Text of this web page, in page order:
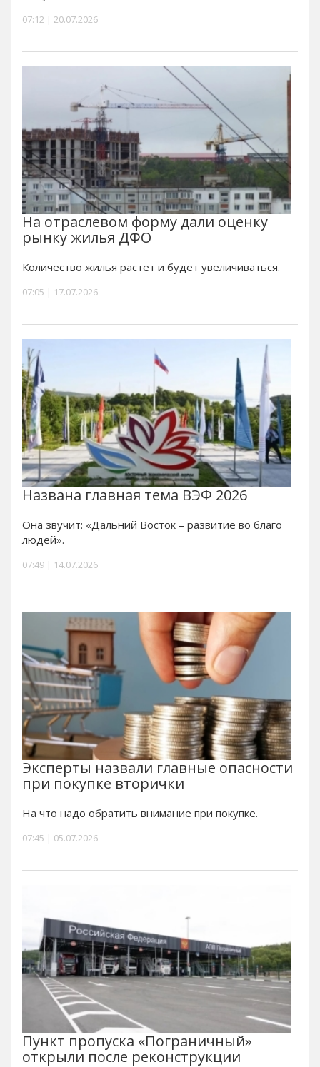
07:12 | 20.07.2026
На отраслевом форму дали оценку
рынку жилья ДФО
Количество жилья растет и будет увеличиваться.
07:05 | 17.07.2026
Названа главная тема ВЭФ 2026
Она звучит: «Дальний Восток – развитие во благо
людей».
07:49 | 14.07.2026
Эксперты назвали главные опасности
при покупке вторички
На что надо обратить внимание при покупке.
07:45 | 05.07.2026
Пункт пропуска «Пограничный»
открыли после реконструкции